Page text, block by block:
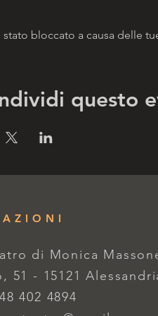
bloccato a causa delle
questo
di Monica
51 - 15121
402 4894